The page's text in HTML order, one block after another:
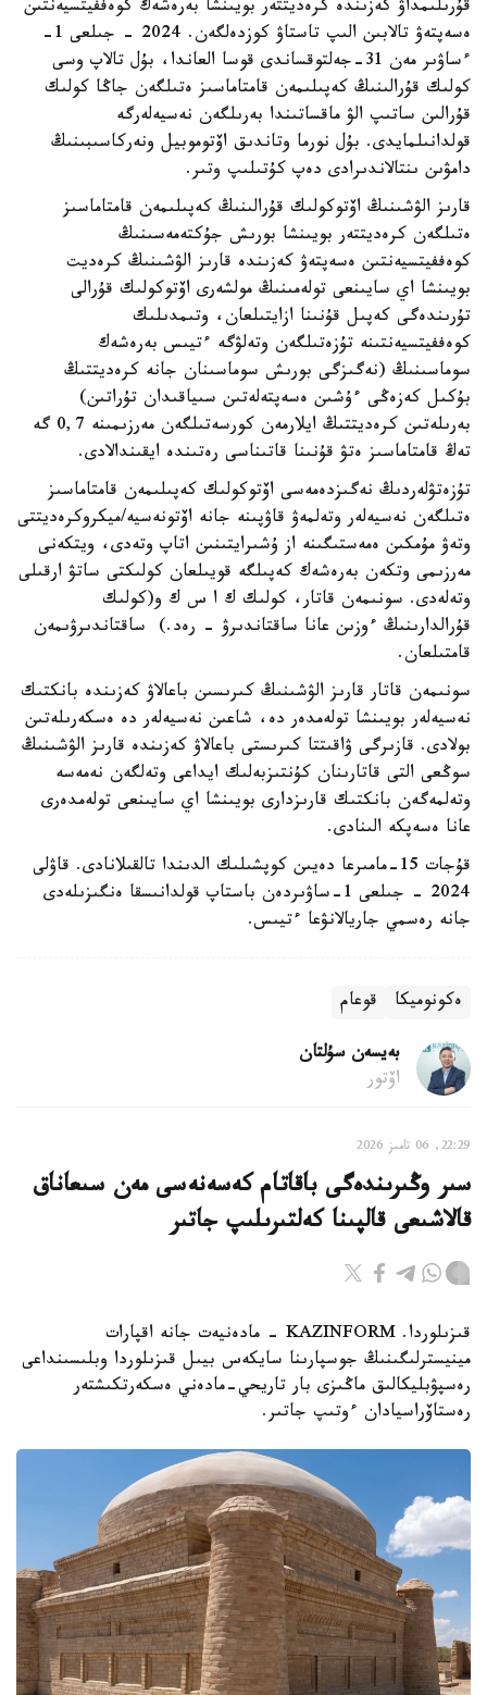
قۇرىلىمداۋ كەزىندە كرەديتتەر بويىنشا بەرەشەك كوەففيتسيەنتىن
ەسەپتەۋ تالابىن الىپ تاستاۋ كوزدەلگەن. 2024 - جىلعى 1-
ءساۋىر مەن 31-جەلتوقساندى قوسا العاندا، بۇل تالاپ وسى
كولىك قۇرالىنىڭ كەپىلىمەن قامتاماسىز ەتىلگەن جاڭا كولىك
قۇرالىن ساتىپ الۋ ماقساتىندا بەرىلگەن نەسيەلەرگە
قولدانىلمايدى. بۇل نورما وتاندىق اۆتوموبيل ونەركاسىبىنىڭ
دامۋىن ىنتالاندىرادى دەپ كۇتىلىپ وتىر.
قارىز الۋشىنىڭ اۆتوكولىك قۇرالىنىڭ كەپىلىمەن قامتاماسىز
ەتىلگەن كرەديتتەر بويىنشا بورىش جۇكتەمەسىنىڭ
كوەففيتسيەنتىن ەسەپتەۋ كەزىندە قارىز الۋشىنىڭ كرەديت
بويىنشا اي سايىنعى تولەمىنىڭ مولشەرى اۆتوكولىك قۇرالى
تۇرىندەگى كەپىل قۇنىنا ازايتىلعان، وتىمدىلىك
كوەففيتسيەنتىنە تۇزەتىلگەن وتەلۋگە ءتيىس بەرەشەك
سوماسىنىڭ (نەگىزگى بورىش سوماسىنان جانە كرەديتتىڭ
بۇكىل كەزەڭى ءۇشىن ەسەپتەلەتىن سىياقىدان تۇراتىن)
بەرىلەتىن كرەديتتىڭ ايلارمەن كورسەتىلگەن مەرزىمىنە 0,7 گە
تەڭ قامتاماسىز ەتۋ قۇنىنا قاتىناسى رەتىندە ايقىندالادى.
تۇزەتۋلەردىڭ نەگىزدەمەسى اۆتوكولىك كەپىلىمەن قامتاماسىز
ەتىلگەن نەسيەلەر وتەلمەۋ قاۋپىنە جانە اۆتونەسيە/ميكروكرەديتتى
وتەۋ مۇمكىن ەمەستىگىنە از ۇشىرايتىنىن اتاپ وتەدى، ويتكەنى
مەرزىمى وتكەن بەرەشەك كەپىلگە قويىلعان كولىكتى ساتۋ ارقىلى
وتەلەدى. سونىمەن قاتار، كولىك ك ا س ك و(كولىك
قۇرالدارىنىڭ ءوزىن عانا ساقتاندىرۋ - رەد.) ساقتاندىرۋىمەن
قامتىلعان.
سونىمەن قاتار قارىز الۋشىنىڭ كىرىسىن باعالاۋ كەزىندە بانكتىك
نەسيەلەر بويىنشا تولەمدەر دە، شاعىن نەسيەلەر دە ەسكەرىلەتىن
بولادى. قازىرگى ۋاقىتتا كىرىستى باعالاۋ كەزىندە قارىز الۋشىنىڭ
سوڭعى التى قاتارىنان كۇنتىزبەلىك ايداعى وتەلگەن نەمەسە
وتەلمەگەن بانكتىك قارىزدارى بويىنشا اي سايىنعى تولەمدەرى
عانا ەسەپكە الىنادى.
قۇجات 15-مامىرعا دەيىن كوپشىلىك الدىندا تالقىلانادى. قاۋلى
2024 - جىلعى 1-ساۋىردەن باستاپ قولدانىسقا ەنگىزىلەدى
جانە رەسمي جاريالانۋعا ءتيىس.
ەكونوميكا قوعام
بەيسەن سۇلتان
اۆتور
22:29, 06 تامىز 2026
سىر وڭىرىندەگى باقاتام كەسەنەسى مەن سىعاناق
قالاشىعى قالپىنا كەلتىرىلىپ جاتىر
قىزىلوردا. KAZINFORM - مادەنيەت جانە اقپارات
مينيسترلىگىنىڭ جوسپارىنا سايكەس بيىل قىزىلوردا وبلىسىنداعى
رەسپۋبليكالىق ماڭىزى بار تاريحي-مادەني ەسكەرتكىشتەر
رەستاۆراسيادان ءوتىپ جاتىر.